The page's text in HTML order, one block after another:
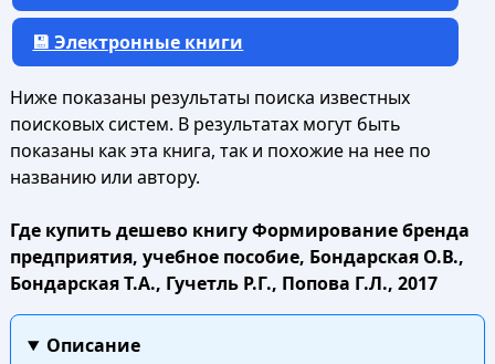
💾 Электронные книги
Ниже показаны результаты поиска известных
поисковых систем. В результатах могут быть
показаны как эта книга, так и похожие на нее по
названию или автору.
Где купить дешево книгу Формирование бренда
предприятия, учебное пособие, Бондарская О.В.,
Бондарская Т.А., Гучетль Р.Г., Попова Г.Л., 2017
Описание